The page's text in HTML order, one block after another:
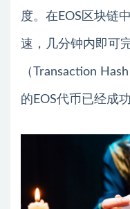
度。在EOS区块链
速，几分钟内即可
（Transaction
的EOS代币已经成